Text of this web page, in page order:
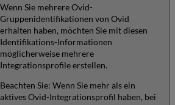
Wenn Sie mehrere Ovid-
Gruppenidentifikationen von Ovid
erhalten haben, möchten Sie mit diesen
Identifikations-Informationen
möglicherweise mehrere
Integrationsprofile erstellen.
Beachten Sie: Wenn Sie mehr als ein
aktives Ovid-Integrationsprofil haben, bei